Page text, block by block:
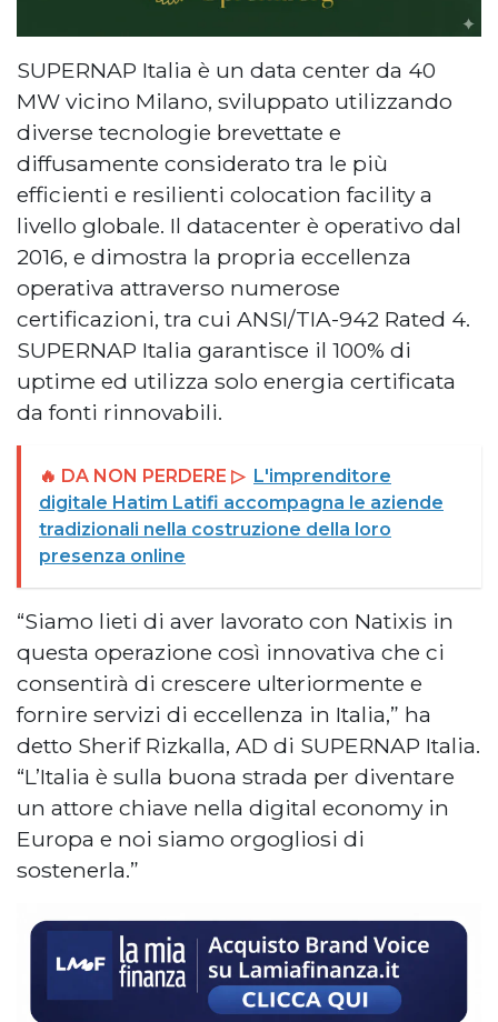
SUPERNAP Italia è un data center da 40
MW vicino Milano, sviluppato utilizzando
diverse tecnologie brevettate e
diffusamente considerato tra le più
efficienti e resilienti colocation facility a
livello globale. Il datacenter è operativo dal
2016, e dimostra la propria eccellenza
operativa attraverso numerose
certificazioni, tra cui ANSI/TIA-942 Rated 4.
SUPERNAP Italia garantisce il 100% di
uptime ed utilizza solo energia certificata
da fonti rinnovabili.
🔥 DA NON PERDERE ▷ L'imprenditore
digitale Hatim Latifi accompagna le aziende
tradizionali nella costruzione della loro
presenza online
“Siamo lieti di aver lavorato con Natixis in
questa operazione così innovativa che ci
consentirà di crescere ulteriormente e
fornire servizi di eccellenza in Italia,” ha
detto Sherif Rizkalla, AD di SUPERNAP Italia.
“L’Italia è sulla buona strada per diventare
un attore chiave nella digital economy in
Europa e noi siamo orgogliosi di
sostenerla.”